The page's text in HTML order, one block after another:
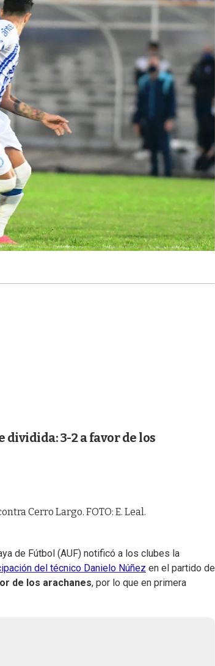
3-2 a favor de los
de Fútbol (AUF) notificó a los clubes la
del técnico Danielo Núñez en el partido de
de los arachanes, por lo que en primera